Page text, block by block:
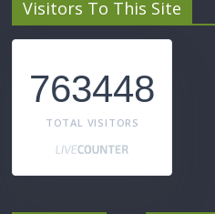
Visitors To This Site
763448
TOTAL VISITORS